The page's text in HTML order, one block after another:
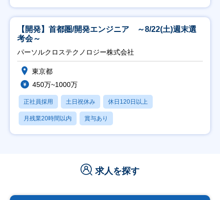
【開発】首都圏/開発エンジニア ～8/22(土)週末選
考会～
パーソルクロステクノロジー株式会社
東京都
450万~1000万
正社員採用 土日祝休み 休日120日以上
月残業20時間以内 賞与あり
求人を探す